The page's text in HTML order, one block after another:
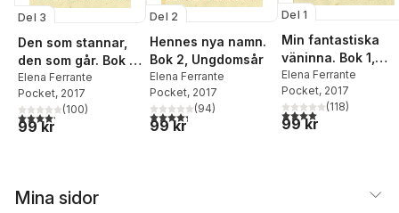
Del 3
Den som stannar,
den som går. Bok 3,
Åren mitt i livet
Elena Ferrante
Pocket, 2017
4,2utav 5 stjärnor. Totalt antal röster:
(100)
99 kr
Del 2
Hennes nya namn.
Bok 2, Ungdomsår
Elena Ferrante
Pocket, 2017
4,3utav 5 stjärnor. Totalt antal röster:
(94)
99 kr
Del 1
Min fantastiska
väninna. Bok 1,
Barndom och
Elena Ferrante
Pocket, 2017
4,0utav 5 stjärnor.
(118)
99 kr
Mina sidor